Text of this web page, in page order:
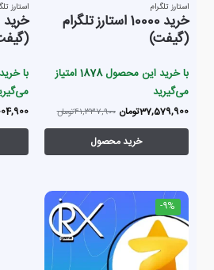
استارز تلگرام
خرید 10000 استارز تلگرام
(گیفت)
با خرید این محصول1878امتیاز
می‌گیرید
41,337,900تومان 37,579,900تومان
خرید محصول
استارز
با
-9%